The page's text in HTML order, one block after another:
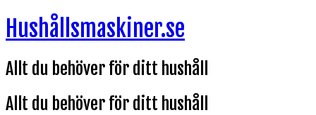
Hoppa
till
Hushållsmaskiner.se
Allt du behöver för ditt hushåll
Allt du behöver för ditt hushåll